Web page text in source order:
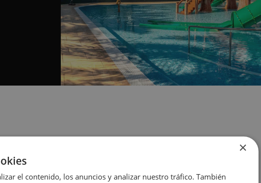
×
el contenido, los anuncios y analizar nuestro tráfico. También